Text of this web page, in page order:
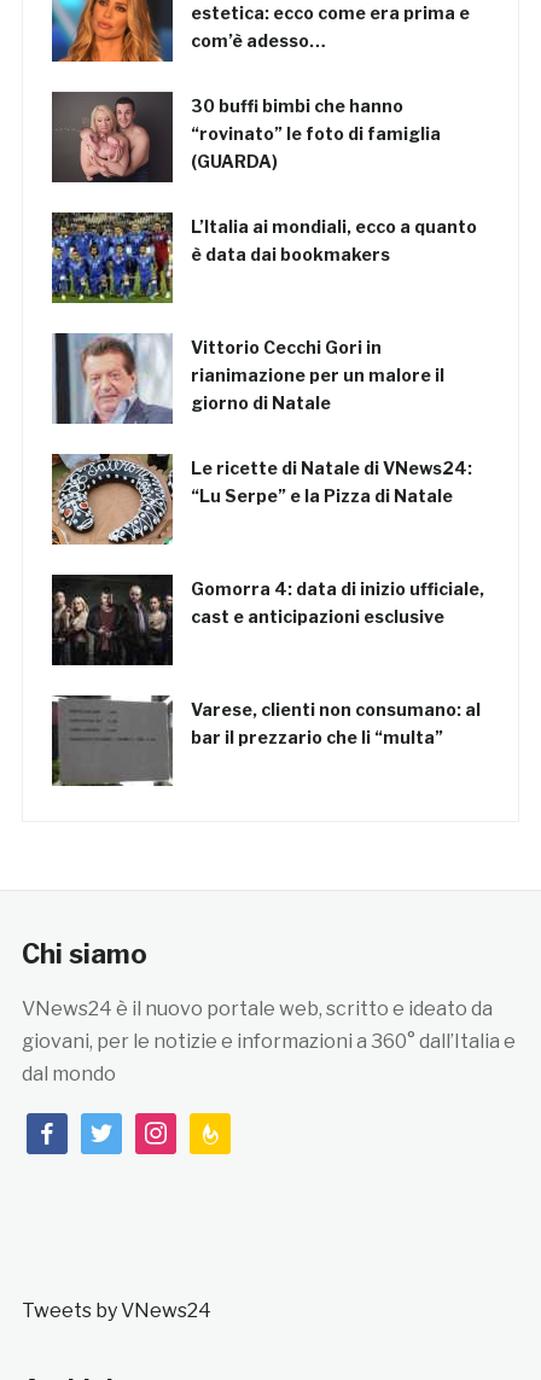
estetica: ecco come era prima e
com’è adesso…
30 buffi bimbi che hanno
“rovinato” le foto di famiglia
(GUARDA)
L’Italia ai mondiali, ecco a quanto
è data dai bookmakers
Vittorio Cecchi Gori in
rianimazione per un malore il
giorno di Natale
Le ricette di Natale di VNews24:
“Lu Serpe” e la Pizza di Natale
Gomorra 4: data di inizio ufficiale,
cast e anticipazioni esclusive
Varese, clienti non consumano: al
bar il prezzario che li “multa”
Chi siamo
VNews24 è il nuovo portale web, scritto e ideato da
giovani, per le notizie e informazioni a 360° dall’Italia e
dal mondo
facebooktwitterinstagramfeedburner
Tweets by VNews24